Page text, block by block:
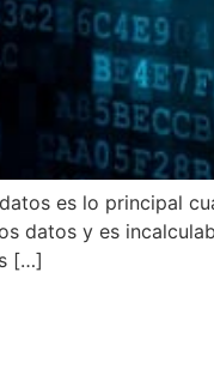
es lo principal
datos y es
[…]